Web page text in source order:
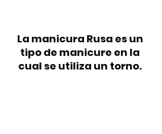
La manicura Rusa es un
tipo de manicure en la
cual se utiliza un torno.